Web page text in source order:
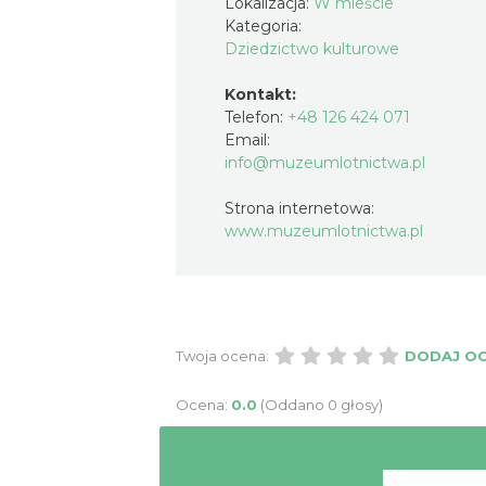
Kategoria:
Dziedzictwo kulturowe
Kontakt:
Telefon: +48 126 424 071
Email:
info@muzeumlotnictwa.pl
Strona internetowa:
www.muzeumlotnictwa.pl
Twoja ocena: DODAJ
Ocena: 0.0 (Oddano 0 głosy)